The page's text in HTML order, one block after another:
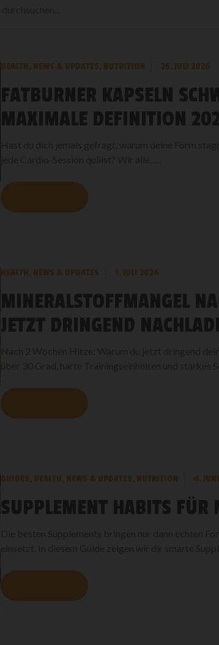
HEALTH, NEWS & UPDATES, NUTRITION 25. JULI 2026
FATBURNER KAPSELN
MAXIMALE DEFINITION
HEALTH, NEWS & UPDATES 1. JULI 2026
MINERALSTOFFMANGEL
JETZT DRINGEND
GUIDES, HEALTH, NEWS & UPDATES, NUTRITION 4.
SUPPLEMENT HABITS FÜR